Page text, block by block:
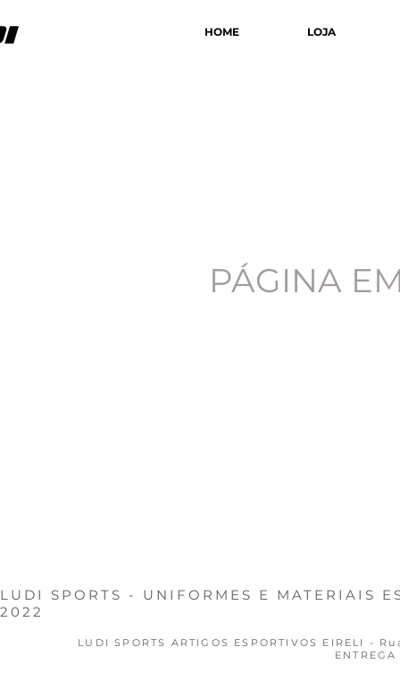
HOME LOJA
PÁGINA
LUDI SPORTS - UNIFORMES E MATERIAIS
2022
LUDI SPORTS ARTIGOS ESPORTIVOS EIRELI -